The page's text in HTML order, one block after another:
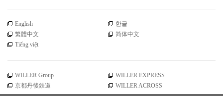
English
한글
繁體中文
简体中文
Tiếng việt
WILLER Group
WILLER EXPRESS
京都丹後鉄道
WILLER ACROSS